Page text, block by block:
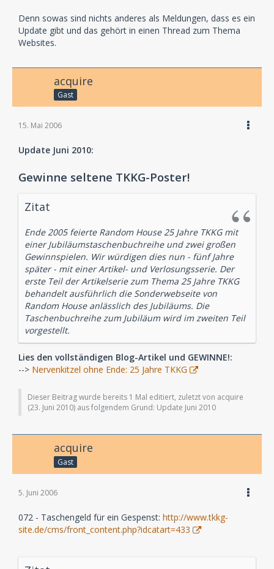
Denn sowas sind nichts anderes als Meldungen, dass es ein
Update gibt und das gehört in einen Thread zum Thema
Websites.
acquire
Gast
15. Mai 2006
Update Juni 2010:
Gewinne seltene TKKG-Poster!
Zitat
Ende 2005 feierte Random House 25 Jahre TKKG mit
einer Jubiläumstaschenbuchreihe und zwei großen
Gewinnspielen. Wir würdigen dies nun - fünf Jahre
später - mit einer Artikel- und Verlosungsserie. Der
erste Teil der Artikelserie zum Thema 25 Jahre TKKG
behandelt ausführlich die Sonderwebseite von
Random House anlässlich des Jubiläums. Die
Taschenbuchreihe zum Jubiläum wird im zweiten Teil
vorgestellt.
Lies den vollständigen Blog-Artikel und GEWINNE!:
--> Nervenkitzel ohne Ende: 25 Jahre TKKG
Dieser Beitrag wurde bereits 1 Mal editiert, zuletzt von acquire
(23. Juni 2010) aus folgendem Grund: Update Juni 2010
acquire
Gast
5. Juni 2006
072 - Taschengeld für ein Gespenst: http://www.tkkg-
site.de/cms/front_content.php?idcatart=433